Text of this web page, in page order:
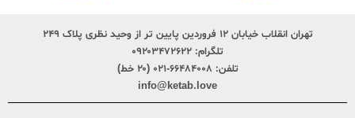
تهران انقلاب خیابان ۱۲ فروردین پایین تر از وحید نظری پلاک ۲۴۹
تلگرام: ۰۹۲۰۳۴۷۲۶۲۲
تلفن: ۶۶۴۸۴۰۰۸-۰۲۱ (۲۰ خط)
info@ketab.love